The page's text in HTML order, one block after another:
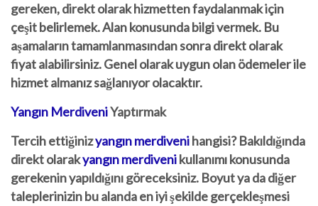
gereken, direkt olarak hizmetten faydalanmak için
çeşit belirlemek. Alan konusunda bilgi vermek. Bu
aşamaların tamamlanmasından sonra direkt olarak
fiyat alabilirsiniz. Genel olarak uygun olan ödemeler ile
hizmet almanız sağlanıyor olacaktır.
Yangın MerdiveniYaptırmak
Tercih ettiğinizyangın merdivenihangisi? Bakıldığında
direkt olarakyangın merdivenikullanımı konusunda
gerekenin yapıldığını göreceksiniz. Boyut ya da diğer
taleplerinizin bu alanda en iyi şekilde gerçekleşmesi